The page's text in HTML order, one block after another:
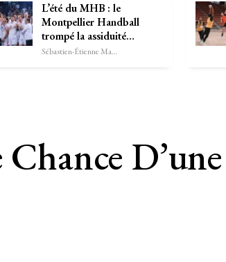
L’été du MHB : le
Montpellier Handball
trompé la assiduité…
Sébastien-Étienne Marechal